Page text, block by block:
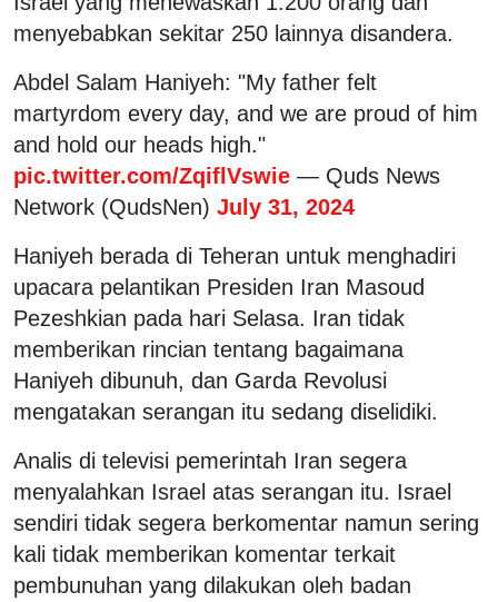
menyebabkan sekitar 250 lainnya disandera.
Abdel Salam Haniyeh: "My father felt
martyrdom every day, and we are proud of him
and hold our heads high."
pic.twitter.com/ZqiflVswie — Quds News
Network (QudsNen) July 31, 2024
Haniyeh berada di Teheran untuk menghadiri
upacara pelantikan Presiden Iran Masoud
Pezeshkian pada hari Selasa. Iran tidak
memberikan rincian tentang bagaimana
Haniyeh dibunuh, dan Garda Revolusi
mengatakan serangan itu sedang diselidiki.
Analis di televisi pemerintah Iran segera
menyalahkan Israel atas serangan itu. Israel
sendiri tidak segera berkomentar namun sering
kali tidak memberikan komentar terkait
pembunuhan yang dilakukan oleh badan